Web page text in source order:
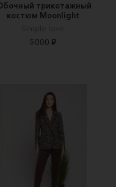
трикотажный
костюм Moonlight
Simple love
5000 ₽